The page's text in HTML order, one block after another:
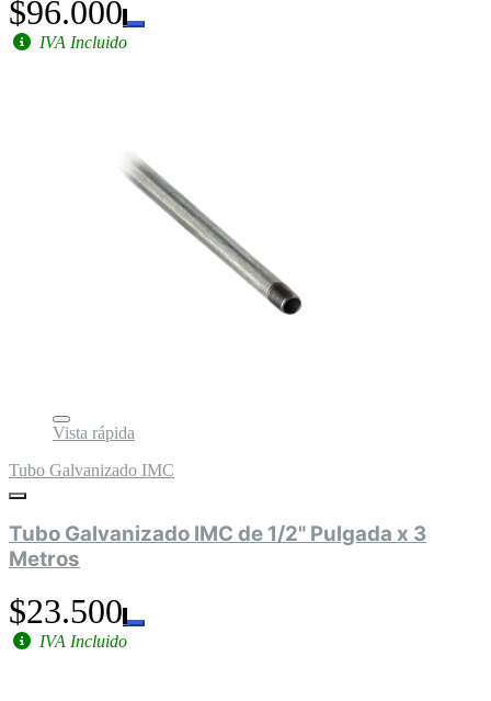
$96.000
IVA Incluido
Vista rápida
Tubo Galvanizado IMC
Tubo Galvanizado IMC de 1/2" Pulgada x 3
Metros
$23.500
IVA Incluido